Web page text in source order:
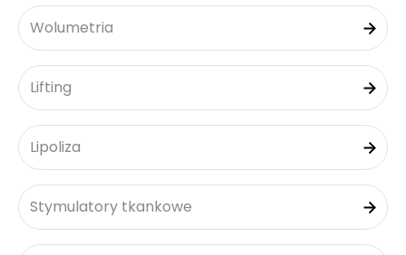
Wolumetria
Lifting
Lipoliza
Stymulatory tkankowe